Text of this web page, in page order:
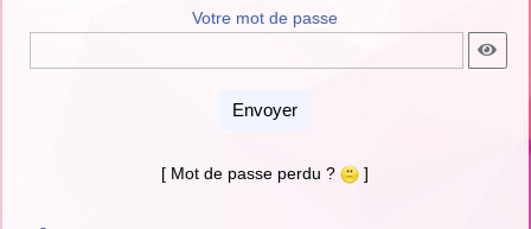
Votre mot de passe
Envoyer
[ Mot de passe perdu ? ]